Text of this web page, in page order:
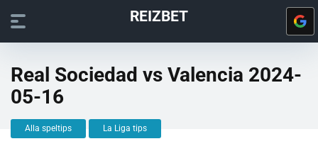
REIZBET
Real Sociedad vs Valencia 2024-
05-16
Alla speltips La Liga tips